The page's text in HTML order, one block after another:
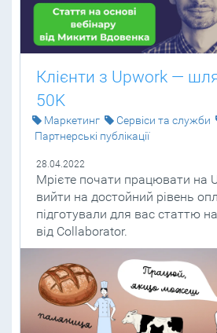
Клієнти з Upwork —
50K
Маркетинг
Сервіси та служби
Партнерські публікації
28.04.2022
Мрієте почати працювати на
вийти на достойний рівень
підготували для вас статтю
від Collaborator.